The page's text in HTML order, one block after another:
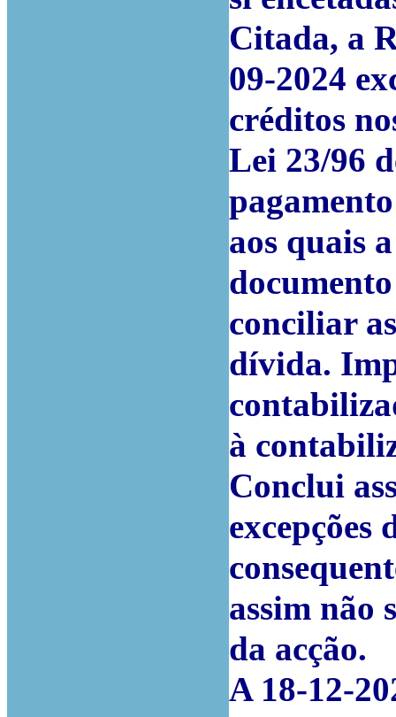
Citada, a
09-2024
créditos
Lei 23/96
aos quais
conciliar
dívida.
à
Conclui
excepções
assim não
da acção.
A 18-12-